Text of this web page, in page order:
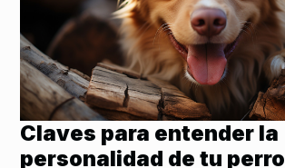
Claves para entender la
personalidad de tu perro